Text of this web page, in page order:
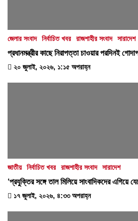
জেলার সংবাদ নির্বাচিত খবর রাজশাহীর সংবাদ সারাদেশ
প্রধানমন্ত্রীর কাছে নিরাপত্তা চাওয়ার পরদিনই
২০ জুলাই, ২০২৬, ১:১৫ অপরাহ্ন
জাতীয় নির্বাচিত খবর রাজশাহীর সংবাদ সারাদেশ
‘প্রযুক্তির সঙ্গে তাল মিলিয়ে সাংবাদিকদের এগিয়ে
১৭ জুলাই, ২০২৬, ৪:৩৩ অপরাহ্ন